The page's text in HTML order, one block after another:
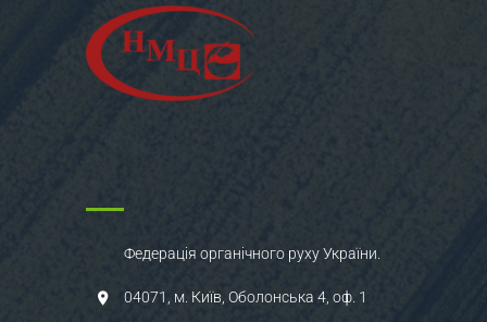
Федерація органічного руху України.
04071, м. Київ, Оболонська 4, оф. 1